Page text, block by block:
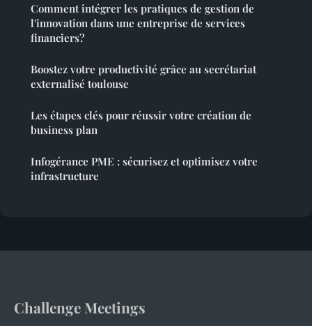
Comment intégrer les pratiques de gestion de
l'innovation dans une entreprise de services
financiers?
Boostez votre productivité grâce au secrétariat
externalisé toulouse
Les étapes clés pour réussir votre création de
business plan
Infogérance PME : sécurisez et optimisez votre
infrastructure
Challenge Meetings